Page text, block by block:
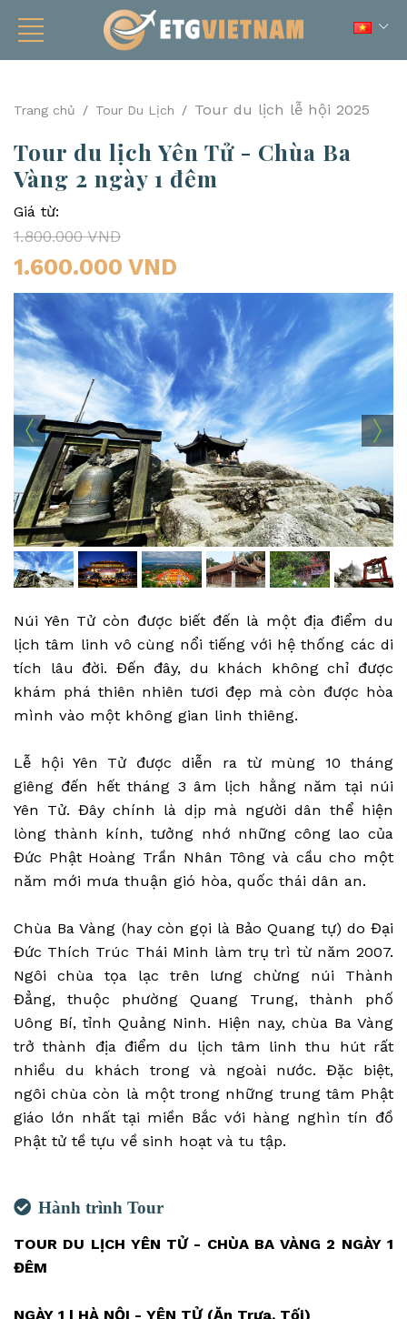
Trang chủ Tour Du Lịch Tour du lịch lễ hội 2025
Tour du lịch Yên Tử - Chùa Ba
Vàng 2 ngày 1 đêm
Giá từ:
1.800.000 VND
1.600.000 VND
Núi Yên Tử còn được biết đến là một địa điểm du
lịch tâm linh vô cùng nổi tiếng với hệ thống các di
tích lâu đời. Đến đây, du khách không chỉ được
khám phá thiên nhiên tươi đẹp mà còn được hòa
mình vào một không gian linh thiêng.
Lễ hội Yên Tử được diễn ra từ mùng 10 tháng
giêng đến hết tháng 3 âm lịch hằng năm tại núi
Yên Tử. Đây chính là dịp mà người dân thể hiện
lòng thành kính, tưởng nhớ những công lao của
Đức Phật Hoàng Trần Nhân Tông và cầu cho một
năm mới mưa thuận gió hòa, quốc thái dân an.
Chùa Ba Vàng (hay còn gọi là Bảo Quang tự) do Đại
Đức Thích Trúc Thái Minh làm trụ trì từ năm 2007.
Ngôi chùa tọa lạc trên lưng chừng núi Thành
Đẳng, thuộc phường Quang Trung, thành phố
Uông Bí, tỉnh Quảng Ninh. Hiện nay, chùa Ba Vàng
trở thành địa điểm du lịch tâm linh thu hút rất
nhiều du khách trong và ngoài nước. Đặc biệt,
ngôi chùa còn là một trong những trung tâm Phật
giáo lớn nhất tại miền Bắc với hàng nghìn tín đồ
Phật tử tề tựu về sinh hoạt và tu tập.
Hành trình Tour
TOUR DU LỊCH YÊN TỬ - CHÙA BA VÀNG 2 NGÀY 1
ĐÊM
NGÀY 1 | HÀ NỘI - YÊN TỬ (Ăn Trưa, Tối)